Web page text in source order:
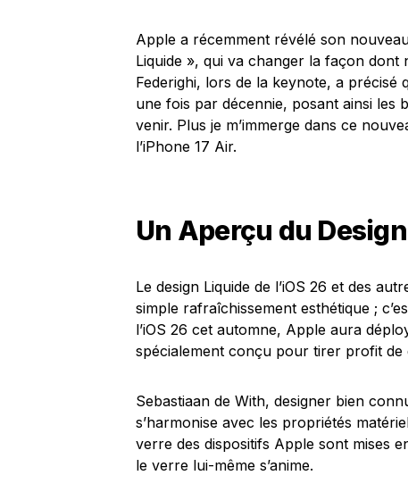
Apple a récemment révélé son
Liquide », qui va changer la façon
Federighi, lors de la keynote, a précisé
une fois par décennie, posant ainsi les
venir. Plus je m’immerge dans ce
l’iPhone 17 Air.
Un Aperçu du Design
Le design Liquide de l’iOS 26 et des
simple rafraîchissement esthétique ;
l’iOS 26 cet automne, Apple aura
spécialement conçu pour tirer profit de
Sebastiaan de With, designer bien
s’harmonise avec les propriétés
verre des dispositifs Apple sont mises
le verre lui-même s’anime.